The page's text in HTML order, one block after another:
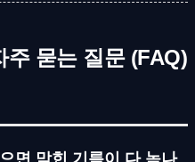
주 묻는 질문 (FAQ)